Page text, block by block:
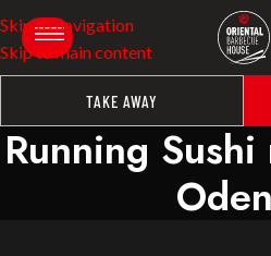
Skip to navigation
Skip to main content
TAKE AWAY
Running